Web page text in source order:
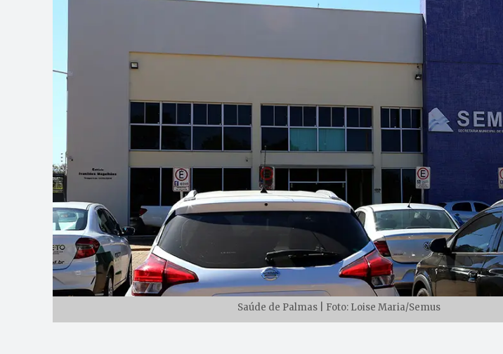
Saúde de Palmas | Foto: Loise Maria/Semus